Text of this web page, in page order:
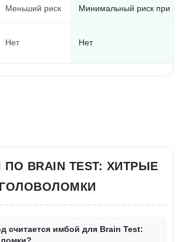
Меньший риск Минимальный риск при
Нет Нет
BRAIN TEST: ХИТРЫЕ
ГОЛОВОЛОМКИ
считается имбой для Brain Test: